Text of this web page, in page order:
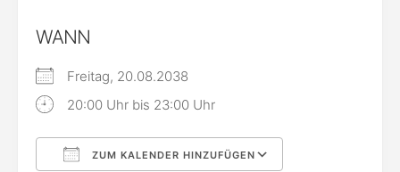
WANN
Freitag, 20.08.2038
20:00 Uhr bis 23:00 Uhr
ZUM KALENDER HINZUFÜGEN